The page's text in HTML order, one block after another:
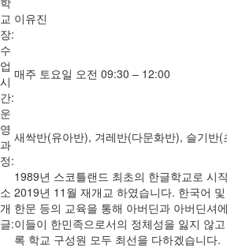
교
장:
이유진
수
업
시
간:
매주 토요일 오전 09:30 – 12:00
운
영
과
정:
새싹반(유아반), 겨레반(다문화반), 슬기반(
소
개
글:
1989년 스코틀랜드 최초의 한글학교로 시
2019년 11월 재개교 하였습니다. 한국어
한문 등의 교육을 통해 아버딘과 아버딘셔
이들이 한민족으로서의 정체성을 잃지 않
록 학교 구성원 모두 최선을 다하겠습니다.